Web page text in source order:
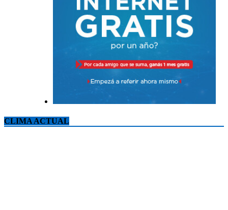
CLIMA ACTUAL